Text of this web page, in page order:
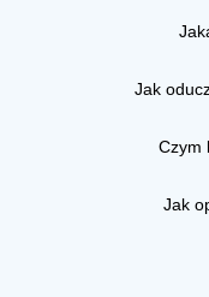
Jak
Czym
Jak